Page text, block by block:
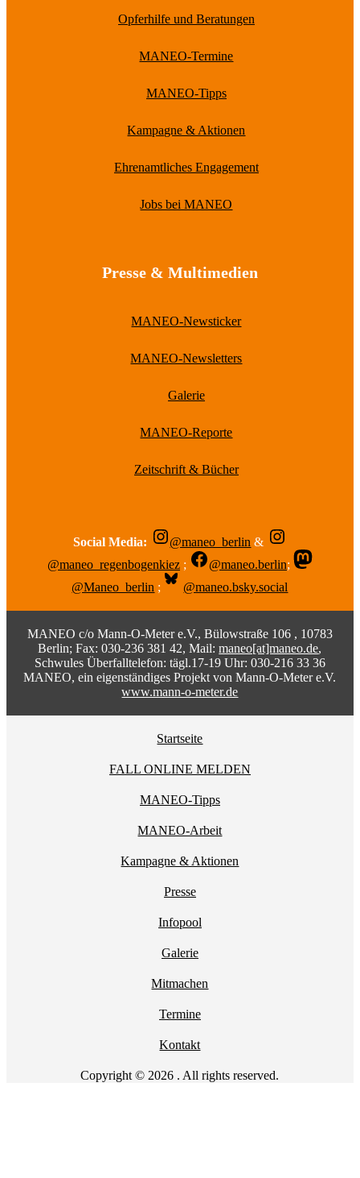
Opferhilfe und Beratungen
MANEO-Termine
MANEO-Tipps
Kampagne & Aktionen
Ehrenamtliches Engagement
Jobs bei MANEO
Presse & Multimedien
MANEO-Newsticker
MANEO-Newsletters
Galerie
MANEO-Reporte
Zeitschrift & Bücher
Social Media: @maneo_berlin &
@maneo_regenbogenkiez ; @maneo.berlin;
@Maneo_berlin ; @maneo.bsky.social
MANEO c/o Mann-O-Meter e.V., Bülowstraße 106 , 10783
Berlin; Fax: 030-236 381 42, Mail:maneo[at]maneo.de,
Schwules Überfalltelefon: tägl.17-19 Uhr: 030-216 33 36
MANEO, ein eigenständiges Projekt von Mann-O-Meter e.V.
www.mann-o-meter.de
Startseite
FALL ONLINE MELDEN
MANEO-Tipps
MANEO-Arbeit
Kampagne & Aktionen
Presse
Infopool
Galerie
Mitmachen
Termine
Kontakt
Copyright © 2026 . All rights reserved.